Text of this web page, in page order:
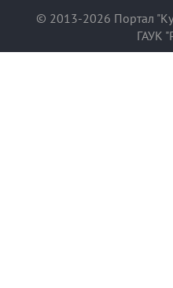
© 2013-2026 Портал
ГАУК